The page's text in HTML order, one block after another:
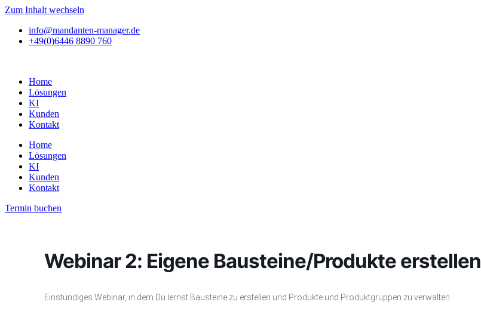
Zum Inhalt wechseln
info@mandanten-manager.de
+49(0)6446 8890 760
Home
Lösungen
KI
Kunden
Kontakt
Home
Lösungen
KI
Kunden
Kontakt
Termin buchen
Webinar 2: Eigene Bausteine/Produkte erstellen
Einstündiges Webinar, in dem Du lernst Bausteine zu erstellen und Produkte und Produktgruppen zu verwalten